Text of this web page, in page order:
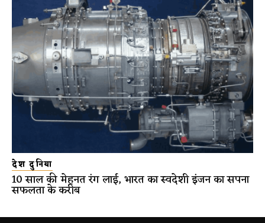
देश दुनिया
10 साल की मेहनत रंग लाई, भारत का स्वदेशी इंजन का सपना
सफलता के करीब